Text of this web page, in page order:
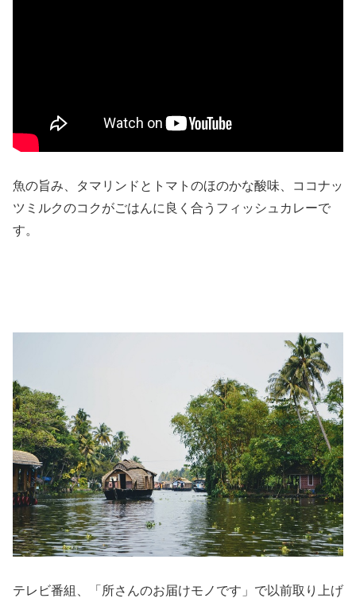
魚の旨み、タマリンドとトマトのほのかな酸味、ココナッ
ツミルクのコクがごはんに良く合うフィッシュカレーで
す。
テレビ番組、「所さんのお届けモノです」で以前取り上げ